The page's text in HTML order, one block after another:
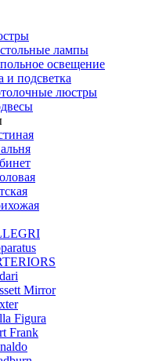
лампы
освещение
и подсветка
люстры
Mirror
Figura
Frank